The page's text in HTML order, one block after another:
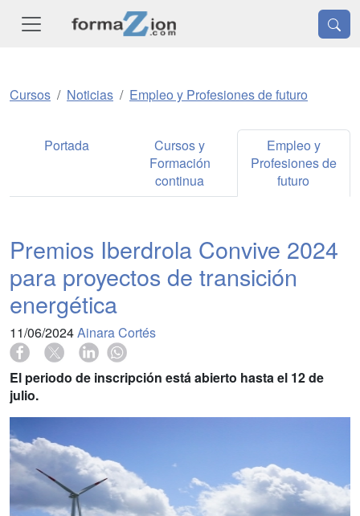
Cursos Noticias Empleo y Profesiones de futuro
Portada
Cursos y
Formación
continua
Empleo y
Profesiones de
futuro
Premios Iberdrola Convive 2024
para proyectos de transición
energética
11/06/2024Ainara Cortés
El periodo de inscripción está abierto hasta el 12 de
julio.